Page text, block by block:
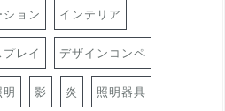
ョン インテリア
レイ デザインコンペ
影 炎 照明器具